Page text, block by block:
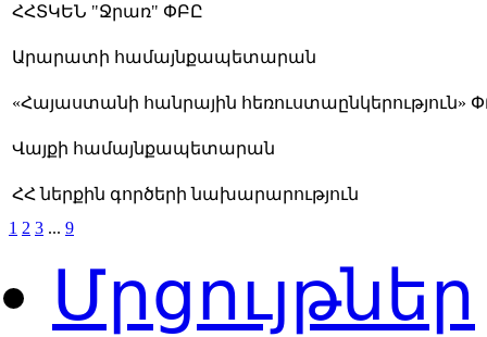
ՀՀՏԿԵՆ "Ջրառ" ՓԲԸ
Արարատի համայնքապետարան
«Հայաստանի հանրային հեռուստաընկերություն»
Վայքի համայնքապետարան
ՀՀ ներքին գործերի նախարարություն
1 2 3 ... 9
Մրցույթներ